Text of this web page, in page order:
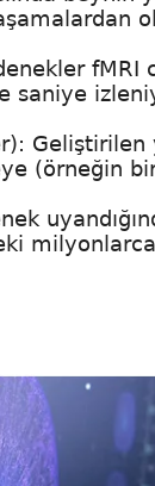
fMRI
saniye
(örneğin
milyonlarca